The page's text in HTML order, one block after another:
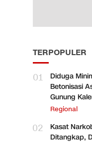
TERPOPULER
01
Diduga
Betonisasi
Gunung
Regional
02
Kasat
Ditangkap,